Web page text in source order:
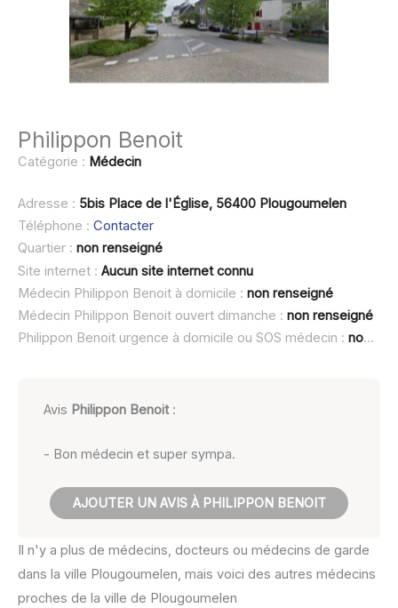
Philippon Benoit
Catégorie : Médecin
Adresse : 5bis Place de l'Église, 56400 Plougoumelen
Téléphone : Contacter
Quartier : non renseigné
Site internet : Aucun site internet connu
Médecin Philippon Benoit à domicile : non renseigné
Médecin Philippon Benoit ouvert dimanche : non renseigné
Philippon Benoit urgence à domicile ou SOS médecin : non renseigné
Avis Philippon Benoit:
- Bon médecin et super sympa.
AJOUTER UN AVIS À PHILIPPON BENOIT
Il n'y a plus de médecins, docteurs ou médecins de garde
dans la ville Plougoumelen, mais voici des autres médecins
proches de la ville de Plougoumelen